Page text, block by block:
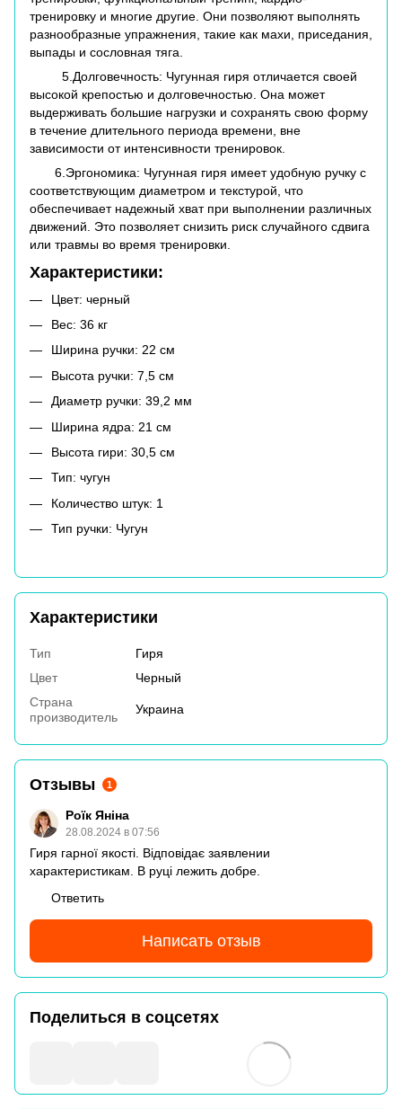
тренировку и многие другие. Они позволяют выполнять
разнообразные упражнения, такие как махи, приседания,
выпады и сословная тяга.
5.Долговечность: Чугунная гиря отличается своей
высокой крепостью и долговечностью. Она может
выдерживать большие нагрузки и сохранять свою форму
в течение длительного периода времени, вне
зависимости от интенсивности тренировок.
6.Эргономика: Чугунная гиря имеет удобную ручку с
соответствующим диаметром и текстурой, что
обеспечивает надежный хват при выполнении различных
движений. Это позволяет снизить риск случайного сдвига
или травмы во время тренировки.
Характеристики:
Цвет: черный
Вес: 36 кг
Ширина ручки: 22 см
Высота ручки: 7,5 см
Диаметр ручки: 39,2 мм
Ширина ядра: 21 см
Высота гири: 30,5 см
Тип: чугун
Количество штук: 1
Тип ручки: Чугун
Характеристики
Тип
Гиря
Цвет
Черный
Страна
производитель
Украина
Отзывы 1
Роїк Яніна
28.08.2024 в 07:56
Гиря гарної якості. Відповідає заявлении
характеристикам. В руці лежить добре.
Ответить
Написать отзыв
Поделиться в соцсетях